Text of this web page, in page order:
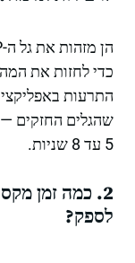
כדי לחזות את
התרעות
5 עד 8 שניות.
2. כמה זמן
לספק?